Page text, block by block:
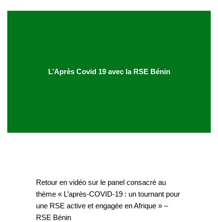
L’Après Covid 19 avec la RSE Bénin
Retour en vidéo sur le panel consacré au
thème « L’après-COVID-19 : un tournant pour
une RSE active et engagée en Afrique » –
RSE Bénin